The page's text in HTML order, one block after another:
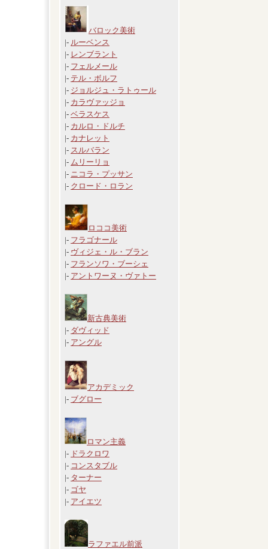
バロック美術
|- ルーベンス
|- レンブラント
|- フェルメール
|- テル・ボルフ
|- ジョルジュ・ラトゥール
|- カラヴァッジョ
|- ベラスケス
|- カルロ・ドルチ
|- カナレット
|- スルバラン
|- ムリーリョ
|- ニコラ・プッサン
|- クロード・ロラン
ロココ美術
|- フラゴナール
|- ヴィジェ・ル・ブラン
|- フランソワ・ブーシェ
|- アントワーヌ・ヴァトー
新古典美術
|- ダヴィッド
|- アングル
アカデミック
|- ブグロー
ロマン主義
|- ドラクロワ
|- コンスタブル
|- ターナー
|- ゴヤ
|- アイエツ
ラファエル前派